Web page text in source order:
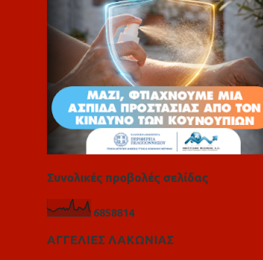
Συνολικές προβολές σελίδας
6858814
ΑΓΓΕΛΙΕΣ ΛΑΚΩΝΙΑΣ